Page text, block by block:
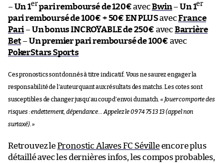
–Un 1erpari remboursé de 120€avecBwin–Un 1er
pari remboursé de 100€ + 50€ EN PLUSavecFrance
Pari–Un bonus INCROYABLE de 250€ avec Barrière
Bet–Un premier pari remboursé de 100€ avec
PokerStars Sports
Ces pronostics sont donnés à titre indicatif. Vous ne saurez engager la
responsabilité de l’auteur quant aux résultats des matchs. Les cotes sont
susceptibles de changer jusqu’au coup d’envoi du match. « Jouer comporte des
risques : endettement, dépendance… Appelez le 09 74 75 13 13 (appel non
surtaxé). »
Retrouvez lePronostic Alaves FC Sévilleencore plus
détaillé avec les dernières infos, les compos probables,